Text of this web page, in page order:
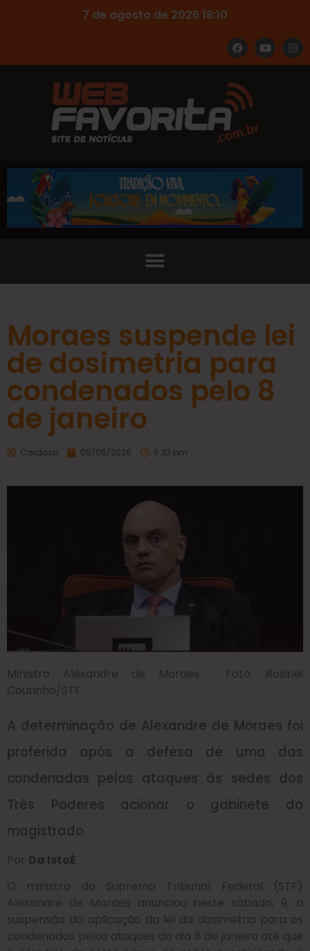
7 de agosto de 2026 18:10
Moraes suspende lei
de dosimetria para
condenados pelo 8
de janeiro
Cardoso 09/05/2026 6:33 pm
Ministro Alexandre de Moraes Foto: Rosinei
Coutinho/STF
A determinação de Alexandre de Moraes foi
proferida após a defesa de uma das
condenadas pelos ataques às sedes dos
Três Poderes acionar o gabinete do
magistrado
Por Da IstoÉ
O ministro do Supremo Tribunal Federal (STF)
Alexandre de Moraes anunciou neste sábado, 9, a
suspensão da aplicação da lei da dosimetria para os
condenados pelos ataques do dia 8 de janeiro até que